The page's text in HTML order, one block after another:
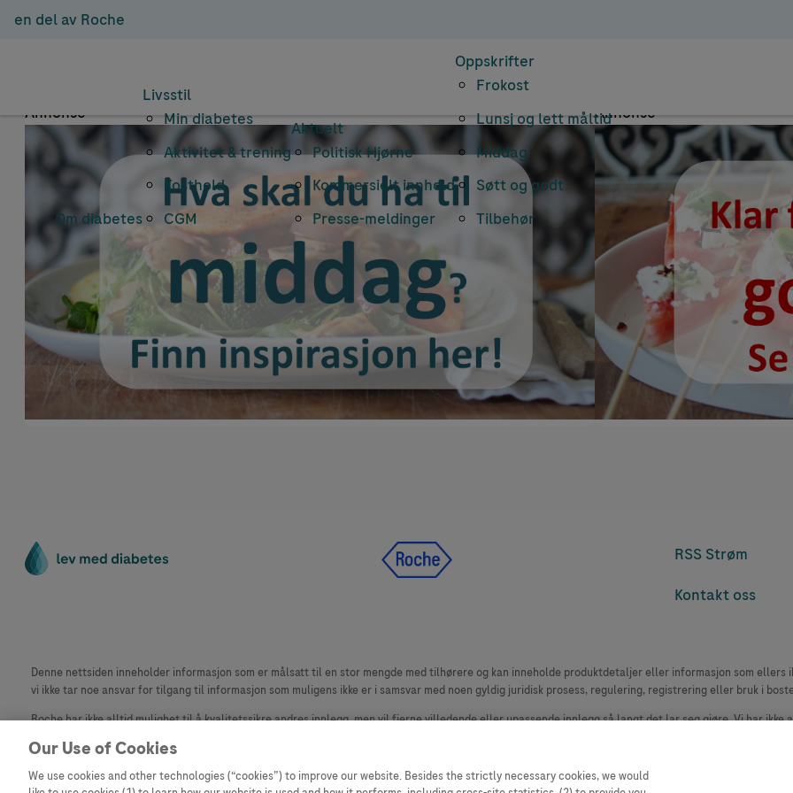
en del av Roche
Om diabetes
Livsstil
Min diabetes
Aktivitet & trening
Kosthold
CGM
Aktuelt
Politisk Hjørne
Kommersielt innhold
Presse-meldinger
Oppskrifter
Frokost
Lunsj og lett måltid
Middag
Søtt og godt
Tilbehør
Emnearkiv:
Annonse Annonse
RSS Strøm
Kontakt oss
Denne nettsiden inneholder informasjon som er målsatt til en stor mengde med tilhørere og kan inneholde produktdetaljer eller informasjon som
vi ikke tar noe ansvar for tilgang til informasjon som muligens ikke er i samsvar med noen gyldig juridisk prosess, regulering, registrering eller bruk i
Roche har ikke alltid mulighet til å kvalitetssikre andres innlegg, men vil fjerne villedende eller upassende innlegg så langt det lar seg gjøre. Vi har ikke
materiale fra dette nettstedet for bruk annet sted er ikke tillatt uten avtale. Nettstedet selger plass til annonsører, og slikt innhold er merket.
Our Use of Cookies
We use cookies and other technologies (“cookies”) to improve our website. Besides the strictly necessary cookies, we would